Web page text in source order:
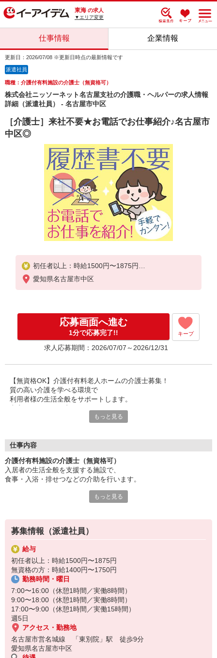
東海 の求人
▼エリア変更
仕事情報 企業情報
更新日：2026/07/08 ※更新日時点の最新情報です
派遣社員
職種：介護付有料施設の介護士（無資格可）
株式会社ニッソーネット名古屋支社の介護職・ヘルパーの求人情報
詳細（派遣社員） - 名古屋市中区
［介護士］来社不要★お電話でお仕事紹介♪名古屋市
中区◎
初任者以上：時給1500円〜1875円
無資格の方：時給1400円〜1750円
愛知県名古屋市中区
応募画面へ進む
1分で応募完了!! キープ
求人応募期間：2026/07/07～2026/12/31
【無資格OK】介護付有料老人ホームの介護士募集！
質の高い介護を学べる環境で
利用者様の生活全般をサポートします。
経験豊富な先輩がしっかり指導します。
あなたの笑顔で施設を明るくしませんか？
チームワーク抜群の働きやすい職場◎
無資格から正社員を目指せます！
資格取得支援制度もありますよ。
長く安定して働きたい方に最適です。
まずは施設見学からどうぞ！
もっと見る
仕事内容
介護付有料施設の介護士（無資格可）
入居者の生活全般を支援する施設で、
食事・入浴・排せつなどの介助を行います。
研修制度が整っている施設も多く、
日々の生活を支えるやりがいのある仕事です。
もっと見る
募集情報（派遣社員）
給与
初任者以上：時給1500円〜1875円
無資格の方：時給1400円〜1750円
勤務時間・曜日
7:00〜16:00（休憩1時間／実働8時間）
9:00〜18:00（休憩1時間／実働8時間）
17:00〜9:00（休憩1時間／実働15時間）
週5日
アクセス・勤務地
名古屋市営名城線 「東別院」駅 徒歩9分
愛知県名古屋市中区